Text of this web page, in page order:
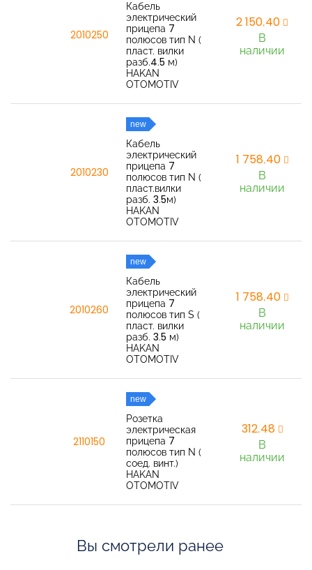
2010250
Кабель
электрический
прицепа 7
полюсов тип N (
пласт. вилки
разб.4.5 м)
HAKAN
OTOMOTIV
2 150,40
В
наличии
2010230
new
Кабель
электрический
прицепа 7
полюсов тип N (
пласт.вилки
разб. 3.5м)
HAKAN
OTOMOTIV
1 758,40
В
наличии
2010260
new
Кабель
электрический
прицепа 7
полюсов тип S (
пласт. вилки
разб. 3.5 м)
HAKAN
OTOMOTIV
1 758,40
В
наличии
2110150
new
Розетка
электрическая
прицепа 7
полюсов тип N (
соед. винт.)
HAKAN
OTOMOTIV
312,48
В
наличии
Вы смотрели ранее